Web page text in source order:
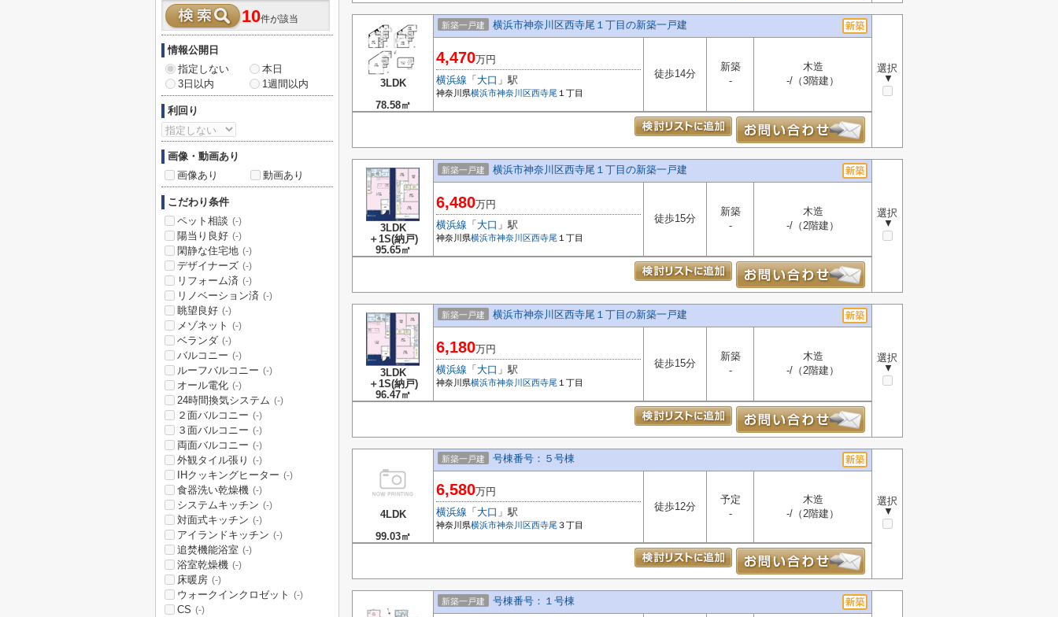
3LDK
78.58㎡
新築一戸建 横浜市神奈川区西寺尾１丁目の新築一戸建
選択
▼
4,470万円
横浜線 「 大口 」駅
神奈川県横浜市神奈川区西寺尾 １丁目
徒歩14分
新築
-
木造
-/（3階建）
3LDK
＋1S(納戸)
95.65㎡
新築一戸建 横浜市神奈川区西寺尾１丁目の新築一戸建
選択
▼
6,480万円
横浜線 「 大口 」駅
神奈川県横浜市神奈川区西寺尾 １丁目
徒歩15分
新築
-
木造
-/（2階建）
3LDK
＋1S(納戸)
96.47㎡
新築一戸建 横浜市神奈川区西寺尾１丁目の新築一戸建
選択
▼
6,180万円
横浜線 「 大口 」駅
神奈川県横浜市神奈川区西寺尾 １丁目
徒歩15分
新築
-
木造
-/（2階建）
4LDK
99.03㎡
新築一戸建 号棟番号：５号棟
選択
▼
6,580万円
横浜線 「 大口 」駅
神奈川県横浜市神奈川区西寺尾 ３丁目
徒歩12分
予定
-
木造
-/（2階建）
新築一戸建 号棟番号：１号棟
10件が該当
情報公開日
指定しない
本日
3日以内
1週間以内
利回り
画像・動画あり
画像あり
動画あり
こだわり条件
ペット相談 (-)
陽当り良好 (-)
閑静な住宅地 (-)
デザイナーズ (-)
リフォーム済 (-)
リノベーション済 (-)
眺望良好 (-)
メゾネット (-)
ベランダ (-)
バルコニー (-)
ルーフバルコニー (-)
オール電化 (-)
24時間換気システム (-)
２面バルコニー (-)
３面バルコニー (-)
両面バルコニー (-)
外観タイル張り (-)
IHクッキングヒーター (-)
食器洗い乾燥機 (-)
システムキッチン (-)
対面式キッチン (-)
アイランドキッチン (-)
追焚機能浴室 (-)
浴室乾燥機 (-)
床暖房 (-)
ウォークインクロゼット (-)
CS (-)